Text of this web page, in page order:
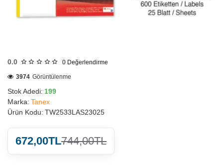
0.0 0 Değerlendirme
Stok Adedi: 199
Marka: Tanex
Ürün Kodu: TW2533LAS23025
3974 Görüntülenme
672,00TL744,00TL